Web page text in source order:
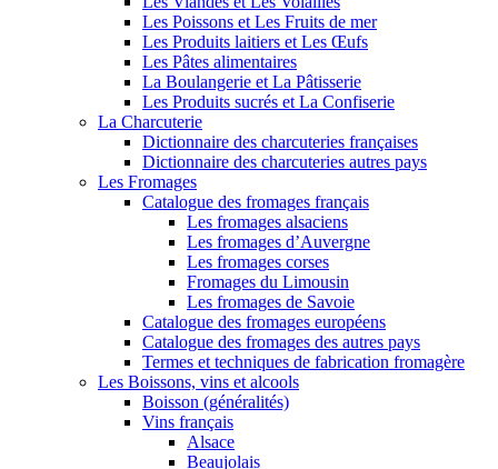
Les Poissons et Les Fruits de mer
Les Produits laitiers et Les Œufs
Les Pâtes alimentaires
La Boulangerie et La Pâtisserie
Les Produits sucrés et La Confiserie
La Charcuterie
Dictionnaire des charcuteries françaises
Dictionnaire des charcuteries autres pays
Les Fromages
Catalogue des fromages français
Les fromages alsaciens
Les fromages d’Auvergne
Les fromages corses
Fromages du Limousin
Les fromages de Savoie
Catalogue des fromages européens
Catalogue des fromages des autres pays
Termes et techniques de fabrication fromagère
Les Boissons, vins et alcools
Boisson (généralités)
Vins français
Alsace
Beaujolais